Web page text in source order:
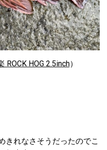
ROCK HOG 2.5inch）
きれなさそうだったのでこ